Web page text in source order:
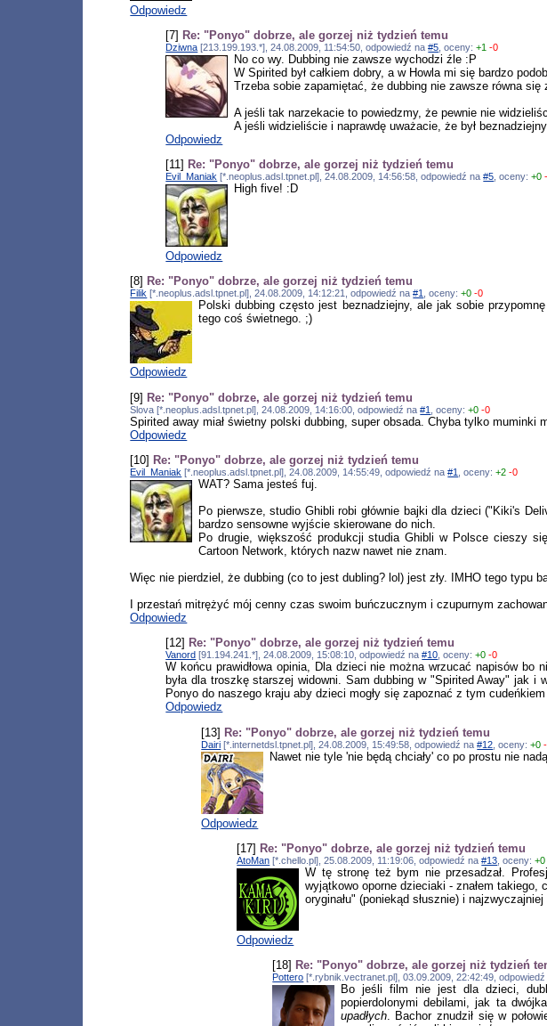
Odpowiedz
[7] Re: "Ponyo" dobrze, ale gorzej niż tydzień temu
Dziwna [213.199.193.*], 24.08.2009, 11:54:50, odpowiedź na#5 , oceny:+1 -0
No co wy. Dubbing nie zawsze wychodzi źle :P
W Spirited był całkiem dobry, a w Howla mi się bardzo
Trzeba sobie zapamiętać, że dubbing nie zawsze równa się
A jeśli tak narzekacie to powiedzmy, że pewnie nie
A jeśli widzieliście i naprawdę uważacie, że był
Odpowiedz
[11] Re: "Ponyo" dobrze, ale gorzej niż tydzień temu
Evil_Maniak [*.neoplus.adsl.tpnet.pl], 24.08.2009, 14:56:58, odpowiedź na#5, oceny:+0
High five! :D
Odpowiedz
[8] Re: "Ponyo" dobrze, ale gorzej niż tydzień temu
Filik [*.neoplus.adsl.tpnet.pl], 24.08.2009, 14:12:21, odpowiedź na#1 , oceny:+0 -0
Polski dubbing często jest beznadziejny, ale jak sobie
tego coś świetnego. ;)
Odpowiedz
[9] Re: "Ponyo" dobrze, ale gorzej niż tydzień temu
Slova [*.neoplus.adsl.tpnet.pl], 24.08.2009, 14:16:00, odpowiedź na#1 , oceny:+0 -0
Spirited away miał świetny polski dubbing, super obsada. Chyba tylko muminki
Odpowiedz
[10] Re: "Ponyo" dobrze, ale gorzej niż tydzień temu
Evil_Maniak [*.neoplus.adsl.tpnet.pl], 24.08.2009, 14:55:49, odpowiedź na#1 , oceny:+2 -0
WAT? Sama jesteś fuj.
Po pierwsze, studio Ghibli robi głównie bajki dla dzieci ("Kiki's
bardzo sensowne wyjście skierowane do nich.
Po drugie, większość produkcji studia Ghibli w Polsce cieszy
Cartoon Network, których nazw nawet nie znam.
Więc nie pierdziel, że dubbing (co to jest dubling? lol) jest zły. IMHO tego typu
I przestań mitrężyć mój cenny czas swoim buńczucznym i czupurnym
Odpowiedz
[12] Re: "Ponyo" dobrze, ale gorzej niż tydzień temu
Vanord [91.194.241.*], 24.08.2009, 15:08:10, odpowiedź na#10 , oceny:+0 -0
W końcu prawidłowa opinia, Dla dzieci nie można wrzucać napisów
była dla troszkę starszej widowni. Sam dubbing w "Spirited Away" jak
Ponyo do naszego kraju aby dzieci mogły się zapoznać z tym
Odpowiedz
[13] Re: "Ponyo" dobrze, ale gorzej niż tydzień temu
Dairi [*.internetdsl.tpnet.pl], 24.08.2009, 15:49:58, odpowiedź na#12 , oceny:+0
Nawet nie tyle 'nie będą chciały' co po prostu nie
Odpowiedz
[17] Re: "Ponyo" dobrze, ale gorzej niż tydzień temu
AtoMan [*.chello.pl], 25.08.2009, 11:19:06, odpowiedź na#13 , oceny:+0
W tę stronę też bym nie przesadzał.
wyjątkowo oporne dzieciaki - znałem
oryginału" (poniekąd słusznie) i
Odpowiedz
[18] Re: "Ponyo" dobrze, ale gorzej niż tydzień
Pottero [*.rybnik.vectranet.pl], 03.09.2009, 22:42:49,
Bo jeśli film nie jest dla dzieci,
popierdolonymi debilami, jak ta
upadłych. Bachor znudził się w